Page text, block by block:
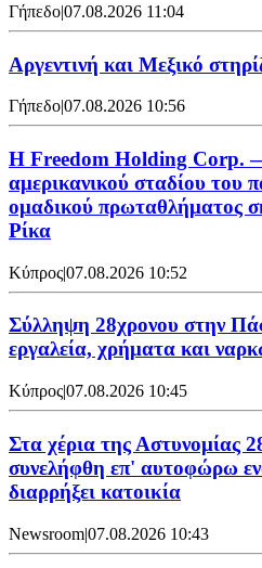
Γήπεδο|07.08.2026 11:04
Αργεντινή και Μεξικό
Γήπεδο|07.08.2026 10:56
Η Freedom Holding Corp. —
αμερικανικού σταδίου του
ομαδικού πρωταθλήματος
Ρίκα
Κύπρος|07.08.2026 10:52
Σύλληψη 28χρονου στην
εργαλεία, χρήματα και
Κύπρος|07.08.2026 10:45
Στα χέρια της Αστυνομίας
συνελήφθη επ' αυτοφώρω
διαρρήξει κατοικία
Newsroom|07.08.2026 10:43